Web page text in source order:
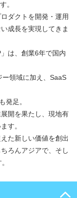
。
ダクトを開発・運用
成長を実現してきま
は、創業6年で国内
領域に加え、SaaS
発足。
開を果たし、現地有
す。
た新しい価値を創出
ろんアジアで、そし